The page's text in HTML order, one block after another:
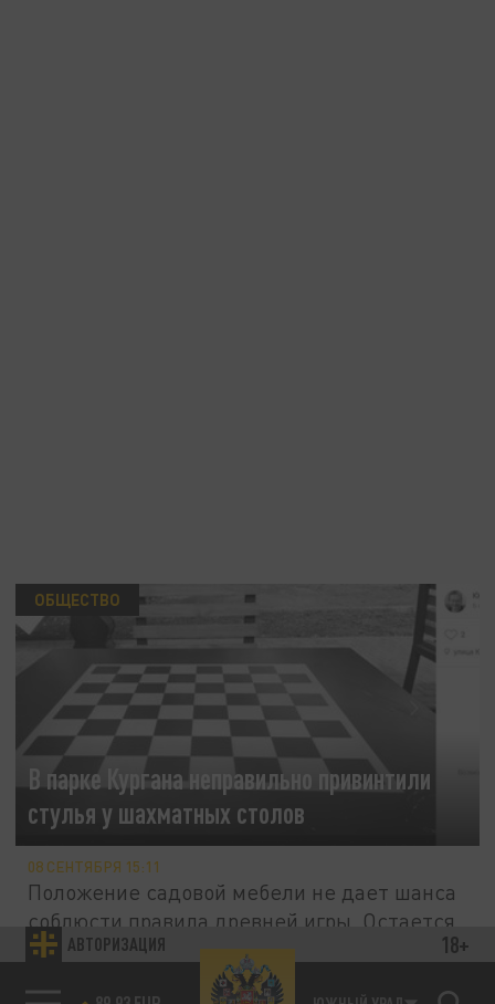
АВТОРИЗАЦИЯ 18+
В парке Кургана неправильно привинтили
стулья у шахматных столов
ОБЩЕСТВО
08 СЕНТЯБРЯ 15:11
Положение садовой мебели не дает шанса
соблюсти правила древней игры. Остается
только в "Чапаева" рубиться.